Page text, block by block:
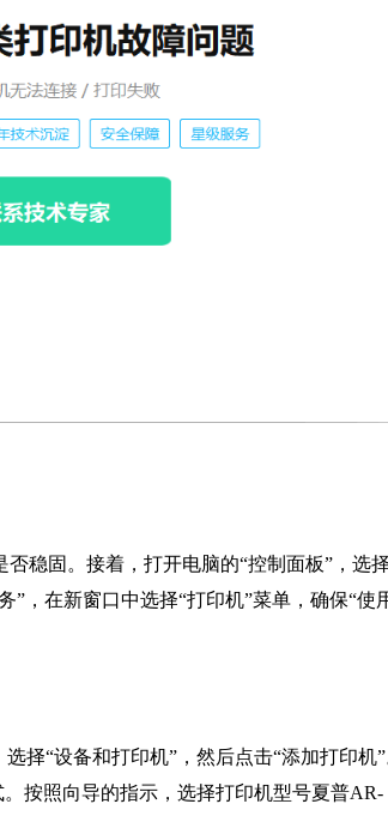
稳固。接着，打开电脑的“控制面板”，选
”，在新窗口中选择“打印机”菜单，确保“使
择“设备和打印机”，然后点击“添加打印机”
按照向导的指示，选择打印机型号夏普AR-